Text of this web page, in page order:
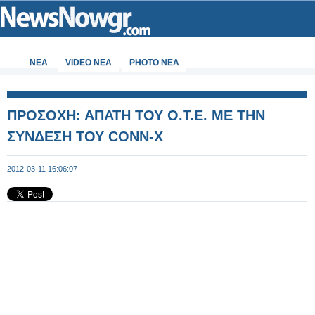
ΝΕΑ VIDEO NEA PHOTO NEA
ΠΡΟΣΟΧΗ: ΑΠΑΤΗ ΤΟΥ Ο.Τ.Ε. ΜΕ ΤΗΝ
ΣΥΝΔΕΣΗ ΤΟΥ CONN-X
2012-03-11 16:06:07